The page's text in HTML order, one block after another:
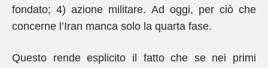
fondato; 4) azione militare. Ad oggi, per ciò che
concerne l’Iran manca solo la quarta fase.
Questo rende esplicito il fatto che se nei primi